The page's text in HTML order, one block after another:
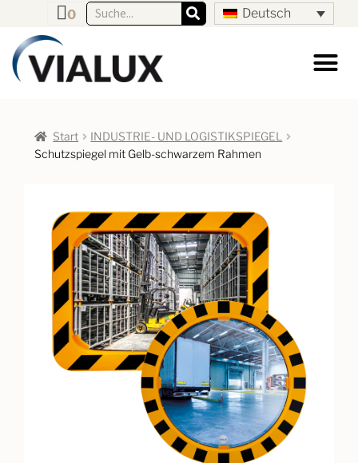
0 Deutsch
Start
INDUSTRIE- UND LOGISTIKSPIEGEL
Schutzspiegel mit Gelb-schwarzem Rahmen